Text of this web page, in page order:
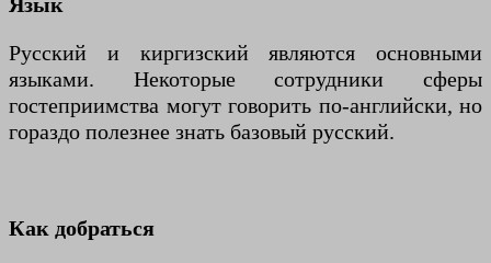
Русский и киргизский являются основными
языками. Некоторые сотрудники сферы
гостеприимства могут говорить по-английски, но
гораздо полезнее знать базовый русский.
Как добраться